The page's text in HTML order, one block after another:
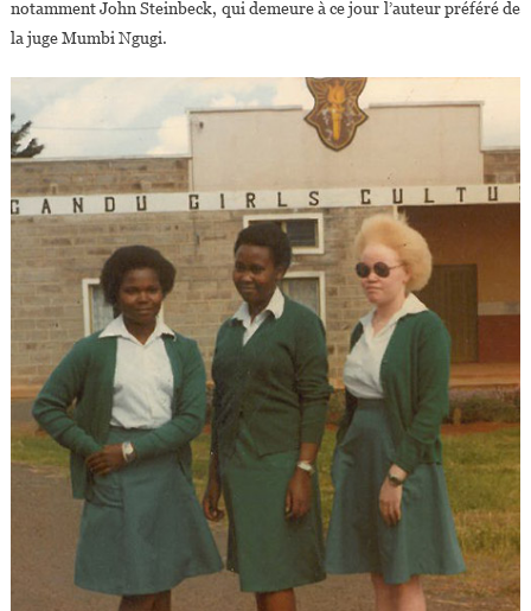
notamment John Steinbeck, qui demeure à ce jour l’auteur préféré de
la juge Mumbi Ngugi.